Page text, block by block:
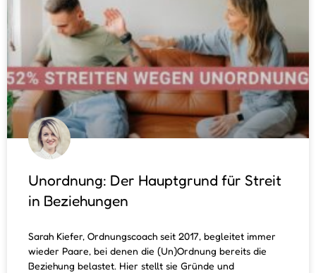
Unordnung: Der Hauptgrund für Streit
in Beziehungen
Sarah Kiefer, Ordnungscoach seit 2017, begleitet immer
wieder Paare, bei denen die (Un)Ordnung bereits die
Beziehung belastet. Hier stellt sie Gründe und